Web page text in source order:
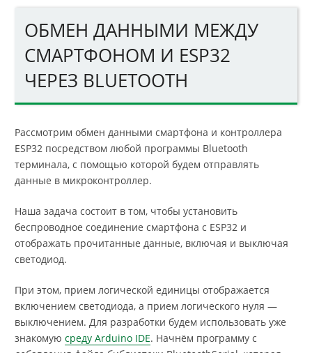
ОБМЕН ДАННЫМИ МЕЖДУ
СМАРТФОНОМ И ESP32
ЧЕРЕЗ BLUETOOTH
Рассмотрим обмен данными смартфона и контроллера
ESP32 посредством любой программы Bluetooth
терминала, с помощью которой будем отправлять
данные в микроконтроллер.
Наша задача состоит в том, чтобы установить
беспроводное соединение смартфона с ESP32 и
отображать прочитанные данные, включая и выключая
светодиод.
При этом, прием логической единицы отображается
включением светодиода, а прием логического нуля —
выключением. Для разработки будем использовать уже
знакомую среду Arduino IDE. Начнём программу с